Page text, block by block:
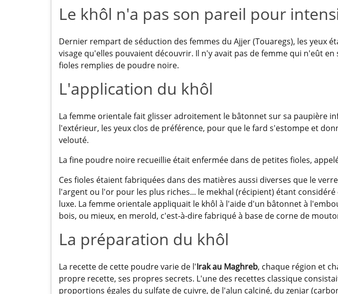
Le khôl n'a pas son pareil pour
Dernier rempart de séduction des femmes du Ajjer (Touaregs), les yeux
visage qu'elles pouvaient découvrir. Il n'y avait pas de femme qui n'eût en
fioles remplies de poudre noire.
L'application du khôl
La femme orientale fait glisser adroitement le bâtonnet sur sa paupière
l'extérieur, les yeux clos de préférence, pour que le fard s'estompe et
velouté.
La fine poudre noire recueillie était enfermée dans de petites fioles,
Ces fioles étaient fabriquées dans des matières aussi diverses que le
l'argent ou l'or pour les plus riches... le mekhal (récipient) étant
luxe. La femme orientale appliquait le khôl à l'aide d'un bâtonnet à
bois, ou mieux, en merold, c'est-à-dire fabriqué à base de corne de
La préparation du khôl
La recette de cette poudre varie de l'Irak au Maghreb, chaque région et
propre recette, ses propres secrets. L'une des recettes classique
proportions égales du sulfate de cuivre, de l'alun calciné, du zenjar